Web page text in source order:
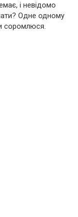
і невідомо
Одне одному
соромлюся.